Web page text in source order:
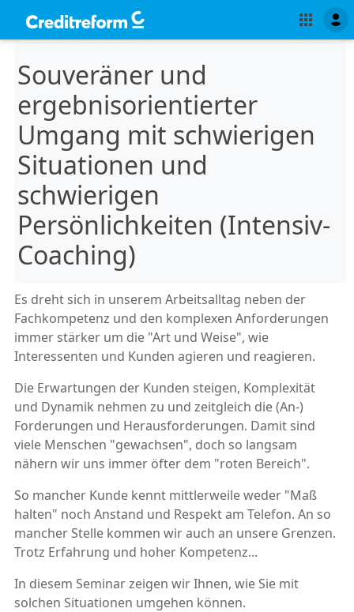
Souveräner und
ergebnisorientierter
Umgang mit schwierigen
Situationen und
schwierigen
Persönlichkeiten (Intensiv-
Coaching)
Es dreht sich in unserem Arbeitsalltag neben der
Fachkompetenz und den komplexen Anforderungen
immer stärker um die "Art und Weise", wie
Interessenten und Kunden agieren und reagieren.
Die Erwartungen der Kunden steigen, Komplexität
und Dynamik nehmen zu und zeitgleich die (An-)
Forderungen und Herausforderungen. Damit sind
viele Menschen "gewachsen", doch so langsam
nähern wir uns immer öfter dem "roten Bereich".
So mancher Kunde kennt mittlerweile weder "Maß
halten" noch Anstand und Respekt am Telefon. An so
mancher Stelle kommen wir auch an unsere Grenzen.
Trotz Erfahrung und hoher Kompetenz...
In diesem Seminar zeigen wir Ihnen, wie Sie mit
solchen Situationen umgehen können.